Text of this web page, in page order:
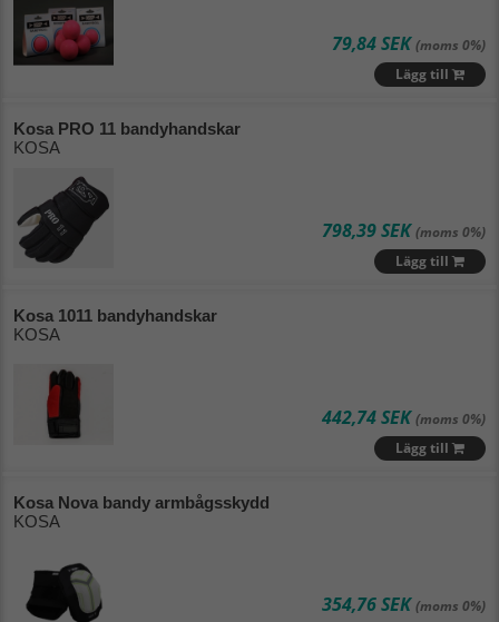
Alfabetisk (Ö - A)
Lägsta pris
Nyaste
79,84 SEK(moms 0%)
Lägg till
Kosa PRO 11 bandyhandskar
KOSA
798,39 SEK(moms 0%)
Lägg till
Kosa 1011 bandyhandskar
KOSA
442,74 SEK(moms 0%)
Lägg till
Kosa Nova bandy armbågsskydd
KOSA
354,76 SEK(moms 0%)